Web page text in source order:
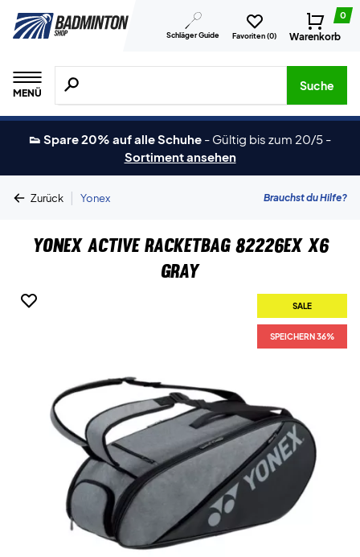
Schläger Guide Favoriten (0)
0
Warenkorb
MENÜ
Suche nach Produkten, Marken usw.
Suche
👟 Spare 20% auf alle Schuhe - Gültig bis zum 20/5 -
Sortiment ansehen
Zurück | Yonex Brauchst du Hilfe?
Yonex Active Racketbag 82226EX X6
Gray
SALE
SPEICHERN 36%